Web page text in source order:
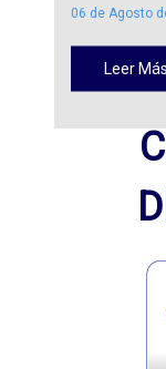
06 de Agosto
Leer Más